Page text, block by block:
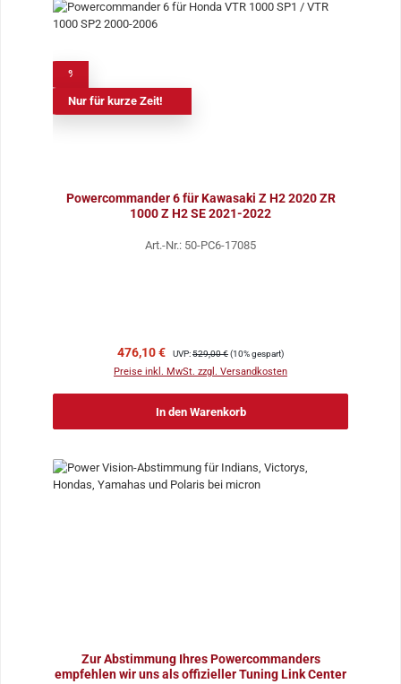
Nur für kurze Zeit!
Powercommander 6 für Kawasaki Z H2 2020 ZR
1000 Z H2 SE 2021-2022
Art.-Nr.: 50-PC6-17085
Verkaufspreis:
476,10 € Regulärer Preis:
UVP:529,00 €(10% gespart)
Preise inkl. MwSt. zzgl. Versandkosten
In den Warenkorb
Zur Abstimmung Ihres Powercommanders
empfehlen wir uns als offizieller Tuning Link Center